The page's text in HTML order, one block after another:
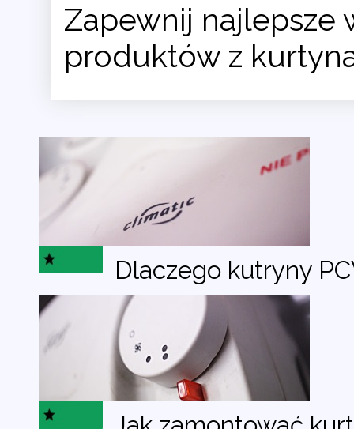
Zapewnij najlepsze
produktów z
Dlaczego kutryny